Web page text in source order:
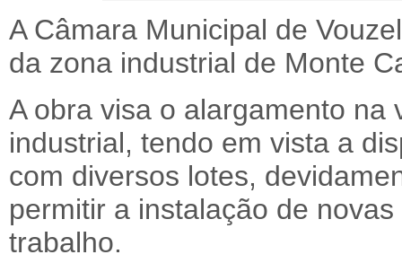
A Câmara Municipal de
da zona industrial de Monte
A obra visa o alargamento na
industrial, tendo em vista a
com diversos lotes,
permitir a instalação de
trabalho.